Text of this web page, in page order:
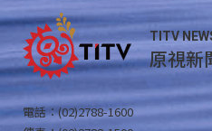
TITV
原視新
電話：(02)2788-1600